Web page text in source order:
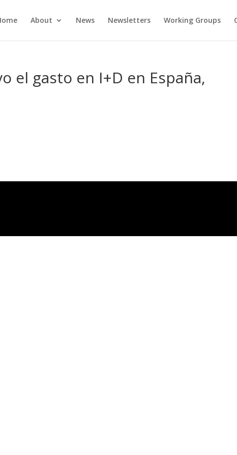
About News Newsletters Working Groups
el gasto en I+D en España,